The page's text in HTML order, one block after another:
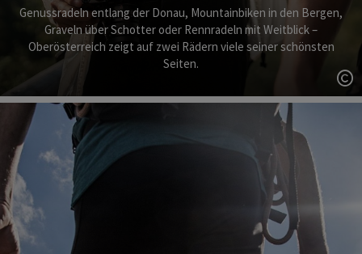
Genussradeln entlang der Donau, Mountainbiken in den Bergen,
Graveln über Schotter oder Rennradeln mit Weitblick –
Oberösterreich zeigt auf zwei Rädern viele seiner schönsten
Seiten.